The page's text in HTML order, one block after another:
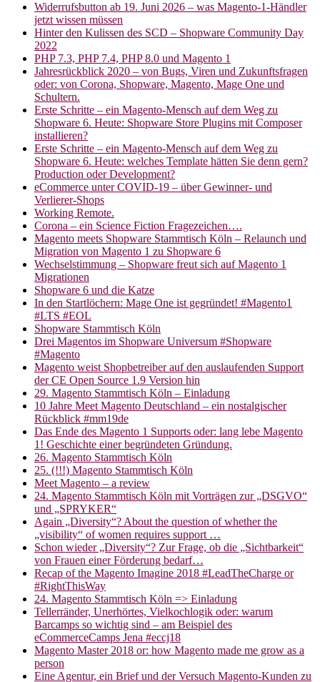
Widerrufsbutton ab 19. Juni 2026 – was Magento-1-Händler
jetzt wissen müssen
Hinter den Kulissen des SCD – Shopware Community Day
2022
PHP 7.3, PHP 7.4, PHP 8.0 und Magento 1
Jahresrückblick 2020 – von Bugs, Viren und Zukunftsfragen
oder: von Corona, Shopware, Magento, Mage One und
Schultern.
Erste Schritte – ein Magento-Mensch auf dem Weg zu
Shopware 6. Heute: Shopware Store Plugins mit Composer
installieren?
Erste Schritte – ein Magento-Mensch auf dem Weg zu
Shopware 6. Heute: welches Template hätten Sie denn gern?
Production oder Development?
eCommerce unter COVID-19 – über Gewinner- und
Verlierer-Shops
Working Remote.
Corona – ein Science Fiction Fragezeichen….
Magento meets Shopware Stammtisch Köln – Relaunch und
Migration von Magento 1 zu Shopware 6
Wechselstimmung – Shopware freut sich auf Magento 1
Migrationen
Shopware 6 und die Katze
In den Startlöchern: Mage One ist gegründet! #Magento1
#LTS #EOL
Shopware Stammtisch Köln
Drei Magentos im Shopware Universum #Shopware
#Magento
Magento weist Shopbetreiber auf den auslaufenden Support
der CE Open Source 1.9 Version hin
29. Magento Stammtisch Köln – Einladung
10 Jahre Meet Magento Deutschland – ein nostalgischer
Rückblick #mm19de
Das Ende des Magento 1 Supports oder: lang lebe Magento
1! Geschichte einer begründeten Gründung.
26. Magento Stammtisch Köln
25. (!!!) Magento Stammtisch Köln
Meet Magento – a review
24. Magento Stammtisch Köln mit Vorträgen zur „DSGVO“
und „SPRYKER“
Again „Diversity“? About the question of whether the
„visibility“ of women requires support …
Schon wieder „Diversity“? Zur Frage, ob die „Sichtbarkeit“
von Frauen einer Förderung bedarf…
Recap of the Magento Imagine 2018 #LeadTheCharge or
#RightThisWay
24. Magento Stammtisch Köln => Einladung
Tellerränder, Unerhörtes, Vielkochlogik oder: warum
Barcamps so wichtig sind – am Beispiel des
eCommerceCamps Jena #eccj18
Magento Master 2018 or: how Magento made me grow as a
person
Eine Agentur, ein Brief und der Versuch Magento-Kunden zu